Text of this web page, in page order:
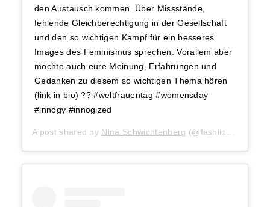
den Austausch kommen. Über Missstände,
fehlende Gleichberechtigung in der Gesellschaft
und den so wichtigen Kampf für ein besseres
Images des Feminismus sprechen. Vorallem aber
möchte auch eure Meinung, Erfahrungen und
Gedanken zu diesem so wichtigen Thema hören
(link in bio) ?? #weltfrauentag #womensday
#innogy #innogized
A post shared by Nina Schwichtenberg (@fashiioncarpet) on